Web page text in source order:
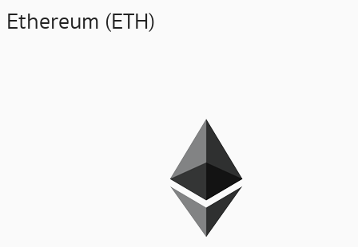
Ethereum (ETH)